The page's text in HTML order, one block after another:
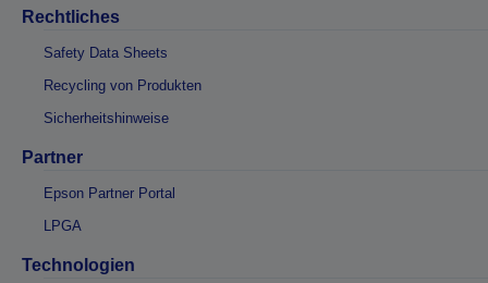
Rechtliches
Safety Data Sheets
Recycling von Produkten
Sicherheitshinweise
Partner
Epson Partner Portal
LPGA
Technologien